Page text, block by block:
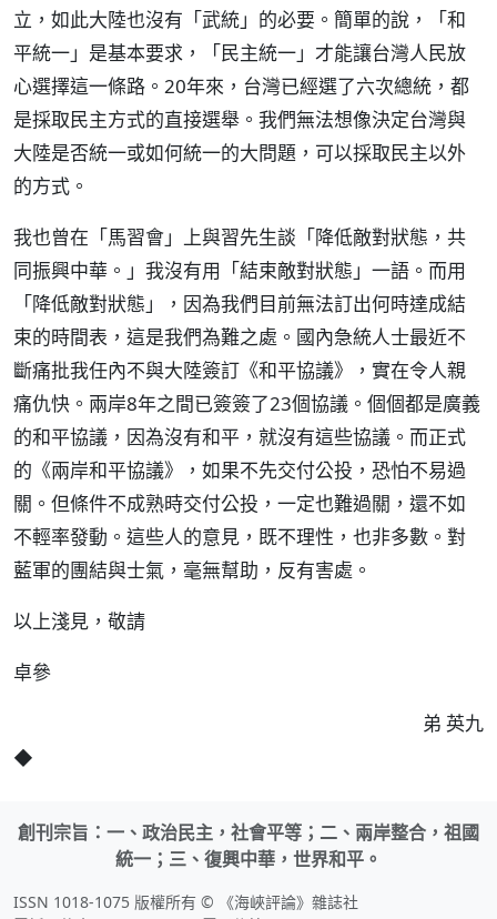
立，如此大陸也沒有「武統」的必要。簡單的說，「和
平統一」是基本要求，「民主統一」才能讓台灣人民放
心選擇這一條路。20年來，台灣已經選了六次總統，都
是採取民主方式的直接選舉。我們無法想像決定台灣與
大陸是否統一或如何統一的大問題，可以採取民主以外
的方式。
我也曾在「馬習會」上與習先生談「降低敵對狀態，共
同振興中華。」我沒有用「結束敵對狀態」一語。而用
「降低敵對狀態」，因為我們目前無法訂出何時達成結
束的時間表，這是我們為難之處。國內急統人士最近不
斷痛批我任內不與大陸簽訂《和平協議》，實在令人親
痛仇快。兩岸8年之間已簽簽了23個協議。個個都是廣義
的和平協議，因為沒有和平，就沒有這些協議。而正式
的《兩岸和平協議》，如果不先交付公投，恐怕不易過
關。但條件不成熟時交付公投，一定也難過關，還不如
不輕率發動。這些人的意見，既不理性，也非多數。對
藍軍的團結與士氣，毫無幫助，反有害處。
以上淺見，敬請
卓參
弟 英九
◆
創刊宗旨：一、政治民主，社會平等；二、兩岸整合，祖國
統一；三、復興中華，世界和平。
ISSN 1018-1075 版權所有 © 《海峽評論》雜誌社